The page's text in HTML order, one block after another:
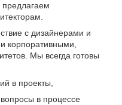
предлагаем
с дизайнерами и
корпоративными,
Мы всегда готовы
в проекты,
в процессе